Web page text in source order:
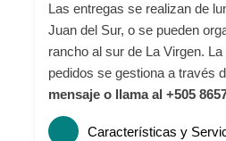
Las entregas se realizan de
Juan del Sur, o se pueden
rancho al sur de La Virgen.
pedidos se gestiona a través
mensaje o llama al +505
Características y